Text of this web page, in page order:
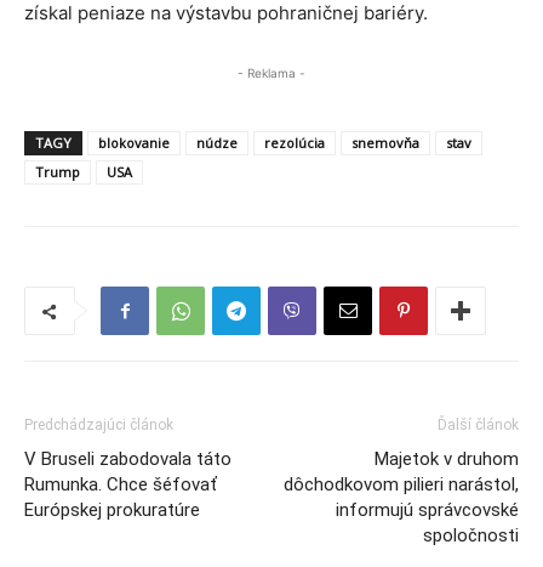
získal peniaze na výstavbu pohraničnej bariéry.
- Reklama -
TAGY blokovanie núdze rezolúcia snemovňa
stav
Trump
USA
Predchádzajúci článok
V Bruseli zabodovala táto
Rumunka. Chce šéfovať
Európskej prokuratúre
Ďalší článok
Majetok v druhom
dôchodkovom pilieri narástol,
informujú správcovské
spoločnosti